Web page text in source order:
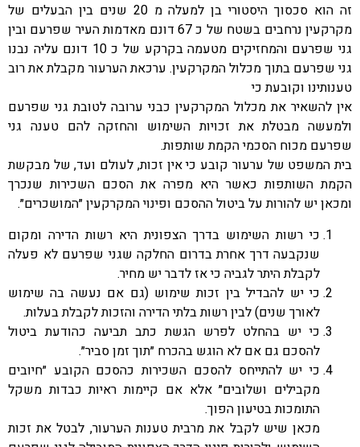
זה הוא סכסוך היסטורי בן למעלה מ 20 שנים בין הבעלים של
מקרקעין נרחבים בשטח של כ 67 דונם מאדמות העיר שפרעם ובין
גני שפרעם והמחזיקים מטעמה בקרקע של כ 10 דונם עליה נבנו
גני שפרעם בתוך מכלול המקרקעין. ערכאת הערעור מקבלת את רוב
טענותינו וקובעת כי
אין להשאיר את מכלול המקרקעין כבני ערובה לטובת גני שפרעם
ולמעשה מבטלת את זכויות השימוש והחזקה להם טענה גני
שפרעם מכוח הסכמי הקמת שותפות.
בית המשפט של ערעור קובע כי אין זכות, לעולם ועד, של מבקשת
הקמת השותפות כאשר היא מפרה את הסכם השכירות שנכרך
ומכאן יש להורות על ביטול ההסכם ופינוי המקרקעין ״המושכרים״.
כי רשות השימוש בדרך הצפונית היא רשות הדירה ומקום
שנקבעה דרך אחרת בדרום החלקה שגני שפרעם לא פעלה
לקבלת היתר לגביה כי אז לדבר יש מחיר.
כי יש להבדיל בין זכות שימוש (גם אם נעשה בה שימוש
לאורך שנים) לבין רשות בלתי הדירה והזכות לקבלת בעלות.
כי יש בהחלט לפרש הגשת כתב תביעה כהודעת ביטול
להסכם גם אם לא הוגש בהכרח ״תוך זמן סביר״.
כי יש להתייחס להסכם השכירות כהסכם הקובע ״חיובים
מקבילים ושלובים״ אלא אם קיימות ראיות כבדות משקל
התומכות בטיעון הפוך.
מכאן שיש לקבל את מרבית טענות הערעור, לבטל את זכות